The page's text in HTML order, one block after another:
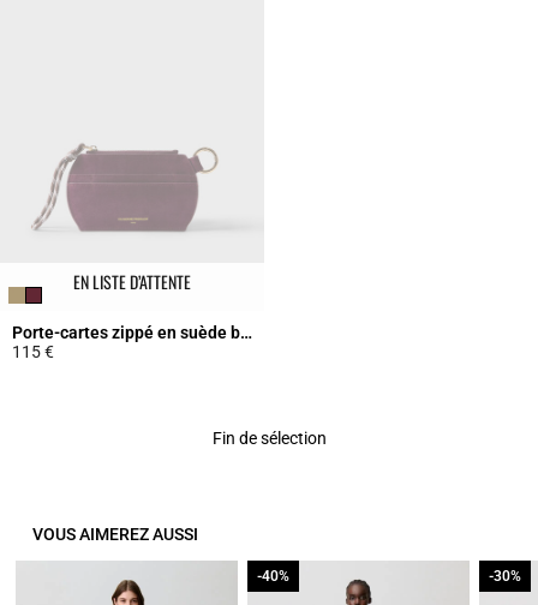
EN LISTE D’ATTENTE
Porte-cartes zippé en suède beige
115 €
Fin de sélection
VOUS AIMEREZ AUSSI
-40%
-40% -30%
-30%